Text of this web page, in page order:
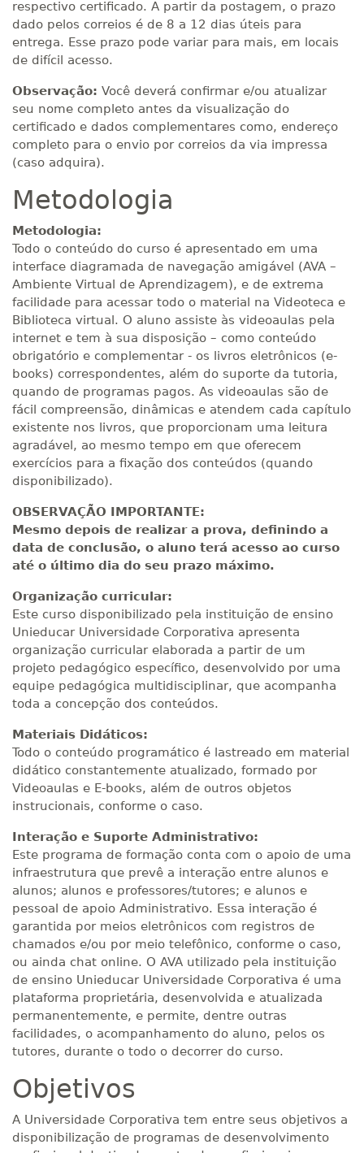
respectivo certificado. A partir da postagem, o prazo
dado pelos correios é de 8 a 12 dias úteis para
entrega. Esse prazo pode variar para mais, em locais
de difícil acesso.
Observação: Você deverá confirmar e/ou atualizar
seu nome completo antes da visualização do
certificado e dados complementares como, endereço
completo para o envio por correios da via impressa
(caso adquira).
Metodologia
Metodologia:
Todo o conteúdo do curso é apresentado em uma
interface diagramada de navegação amigável (AVA –
Ambiente Virtual de Aprendizagem), e de extrema
facilidade para acessar todo o material na Videoteca e
Biblioteca virtual. O aluno assiste às videoaulas pela
internet e tem à sua disposição – como conteúdo
obrigatório e complementar - os livros eletrônicos (e-
books) correspondentes, além do suporte da tutoria,
quando de programas pagos. As videoaulas são de
fácil compreensão, dinâmicas e atendem cada capítulo
existente nos livros, que proporcionam uma leitura
agradável, ao mesmo tempo em que oferecem
exercícios para a fixação dos conteúdos (quando
disponibilizado).
OBSERVAÇÃO IMPORTANTE:
Mesmo depois de realizar a prova, definindo a
data de conclusão, o aluno terá acesso ao curso
até o último dia do seu prazo máximo.
Organização curricular:
Este curso disponibilizado pela instituição de ensino
Unieducar Universidade Corporativa apresenta
organização curricular elaborada a partir de um
projeto pedagógico específico, desenvolvido por uma
equipe pedagógica multidisciplinar, que acompanha
toda a concepção dos conteúdos.
Materiais Didáticos:
Todo o conteúdo programático é lastreado em material
didático constantemente atualizado, formado por
Videoaulas e E-books, além de outros objetos
instrucionais, conforme o caso.
Interação e Suporte Administrativo:
Este programa de formação conta com o apoio de uma
infraestrutura que prevê a interação entre alunos e
alunos; alunos e professores/tutores; e alunos e
pessoal de apoio Administrativo. Essa interação é
garantida por meios eletrônicos com registros de
chamados e/ou por meio telefônico, conforme o caso,
ou ainda chat online. O AVA utilizado pela instituição
de ensino Unieducar Universidade Corporativa é uma
plataforma proprietária, desenvolvida e atualizada
permanentemente, e permite, dentre outras
facilidades, o acompanhamento do aluno, pelos os
tutores, durante o todo o decorrer do curso.
Objetivos
A Universidade Corporativa tem entre seus objetivos a
disponibilização de programas de desenvolvimento